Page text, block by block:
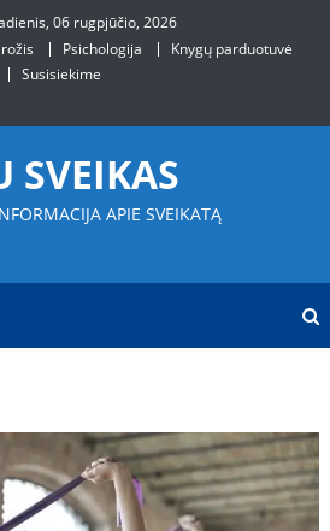
06 rugpjūčio, 2026
Psichologija
Knygų parduotuvė
Susisiekime
SVEIKAS
APIE SVEIKATĄ